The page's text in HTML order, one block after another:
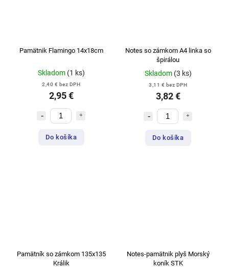
Pamätnik Flamingo 14x18cm
Skladom (1 ks)
2,40 € bez DPH
2,95 €
Do košíka
Notes so zámkom A4 linka so
špirálou
Skladom (3 ks)
3,11 € bez DPH
3,82 €
Do košíka
Pamätník so zámkom 135x135
Králik
Notes-pamätnik plyš Morský
koník STK